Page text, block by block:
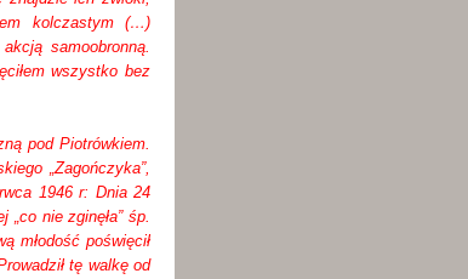
kolczastym (…)
samoobronną.
wszystko bez
pod Piotrówkiem.
„Zagończyka”,
1946 r: Dnia 24
nie zginęła” śp.
młodość poświęcił
tę walkę od